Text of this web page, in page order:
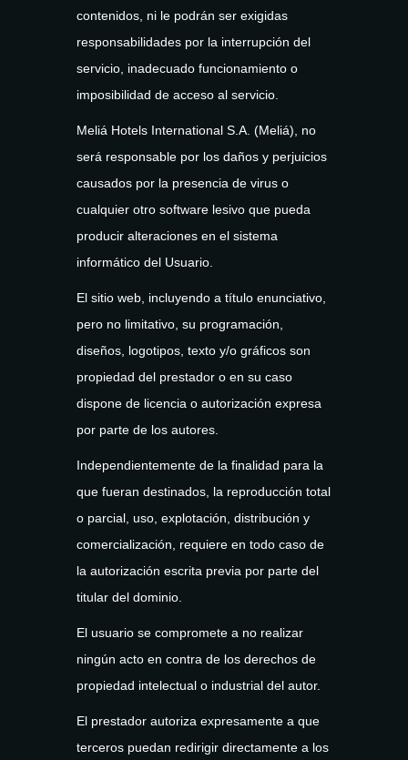
contenidos, ni le podrán ser exigidas
responsabilidades por la interrupción del
servicio, inadecuado funcionamiento o
imposibilidad de acceso al servicio.
Meliá Hotels International S.A. (Meliá), no
será responsable por los daños y perjuicios
causados por la presencia de virus o
cualquier otro software lesivo que pueda
producir alteraciones en el sistema
informático del Usuario.
El sitio web, incluyendo a título enunciativo,
pero no limitativo, su programación,
diseños, logotipos, texto y/o gráficos son
propiedad del prestador o en su caso
dispone de licencia o autorización expresa
por parte de los autores.
Independientemente de la finalidad para la
que fueran destinados, la reproducción total
o parcial, uso, explotación, distribución y
comercialización, requiere en todo caso de
la autorización escrita previa por parte del
titular del dominio.
El usuario se compromete a no realizar
ningún acto en contra de los derechos de
propiedad intelectual o industrial del autor.
El prestador autoriza expresamente a que
terceros puedan redirigir directamente a los